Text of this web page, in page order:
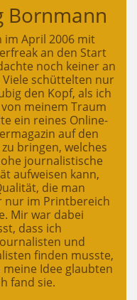
Bornmann
im April 2006 mit
an den Start
noch keiner an
Viele schüttelten nur
den Kopf, als ich
meinem Traum
ein reines Online-
auf den
bringen, welches
journalistische
aufweisen kann,
die man
nur im Printbereich
Mir war dabei
dass ich
und
finden musste,
meine Idee glaubten
fand sie.